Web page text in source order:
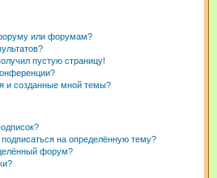
или форумам?
пустую страницу!
и созданные мной темы?
на определённую тему?
форум?